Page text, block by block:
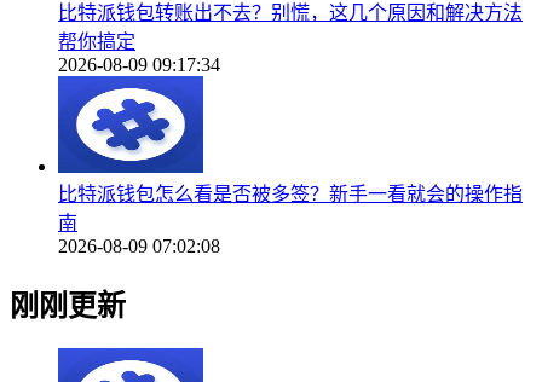
比特派钱包转账出不去？别慌，这几个原因和解决方法
帮你搞定
2026-08-09 09:17:34
比特派钱包怎么看是否被多签？新手一看就会的操作指
南
2026-08-09 07:02:08
刚刚更新